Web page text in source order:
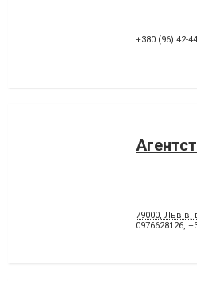
+380 (96) 42-
79000, Львів,
0976628126,